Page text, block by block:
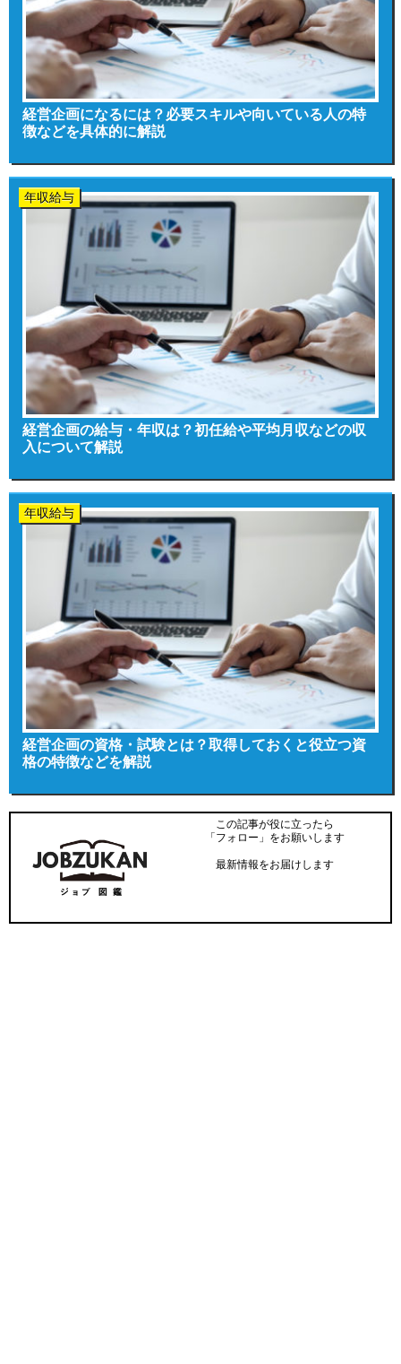
経営企画になるには？必要スキルや向いている人の特
徴などを具体的に解説
年収給与
経営企画の給与・年収は？初任給や平均月収などの収
入について解説
年収給与
経営企画の資格・試験とは？取得しておくと役立つ資
格の特徴などを解説
この記事が役に立ったら
「フォロー」をお願いします
最新情報をお届けします